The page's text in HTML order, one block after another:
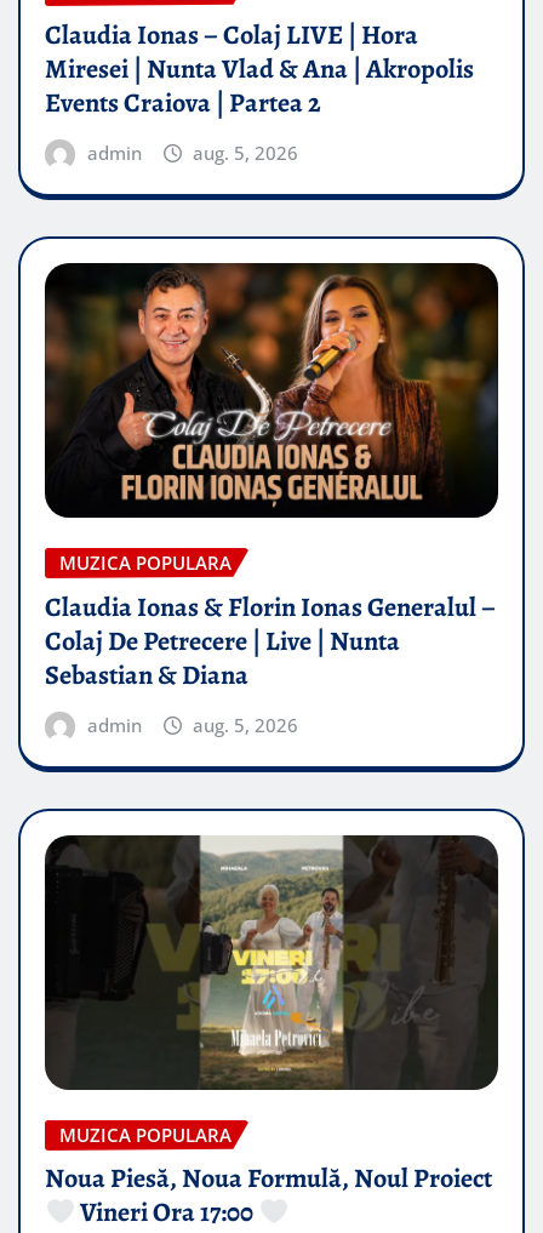
Claudia Ionas – Colaj LIVE | Hora
Miresei | Nunta Vlad & Ana | Akropolis
Events Craiova | Partea 2
admin aug. 5, 2026
MUZICA POPULARA
Claudia Ionas & Florin Ionas Generalul –
Colaj De Petrecere | Live | Nunta
Sebastian & Diana
admin aug. 5, 2026
MUZICA POPULARA
Noua Piesă, Noua Formulă, Noul Proiect
Vineri Ora 17:00